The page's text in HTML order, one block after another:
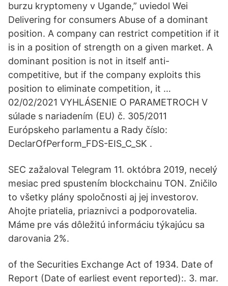
burzu kryptomeny v Ugande,” uviedol Wei
Delivering for consumers Abuse of a dominant
position. A company can restrict competition if it
is in a position of strength on a given market. A
dominant position is not in itself anti-
competitive, but if the company exploits this
position to eliminate competition, it …
02/02/2021 VYHLÁSENIE O PARAMETROCH V
súlade s nariadením (EU) č. 305/2011
Európskeho parlamentu a Rady číslo:
DeclarOfPerform_FDS-EIS_C_SK .
SEC zažaloval Telegram 11. októbra 2019, necelý
mesiac pred spustením blockchainu TON. Zničilo
to všetky plány spoločnosti aj jej investorov.
Ahojte priatelia, priaznivci a podporovatelia.
Máme pre vás dôležitú informáciu týkajúcu sa
darovania 2%.
of the Securities Exchange Act of 1934. Date of
Report (Date of earliest event reported):. 3. mar.